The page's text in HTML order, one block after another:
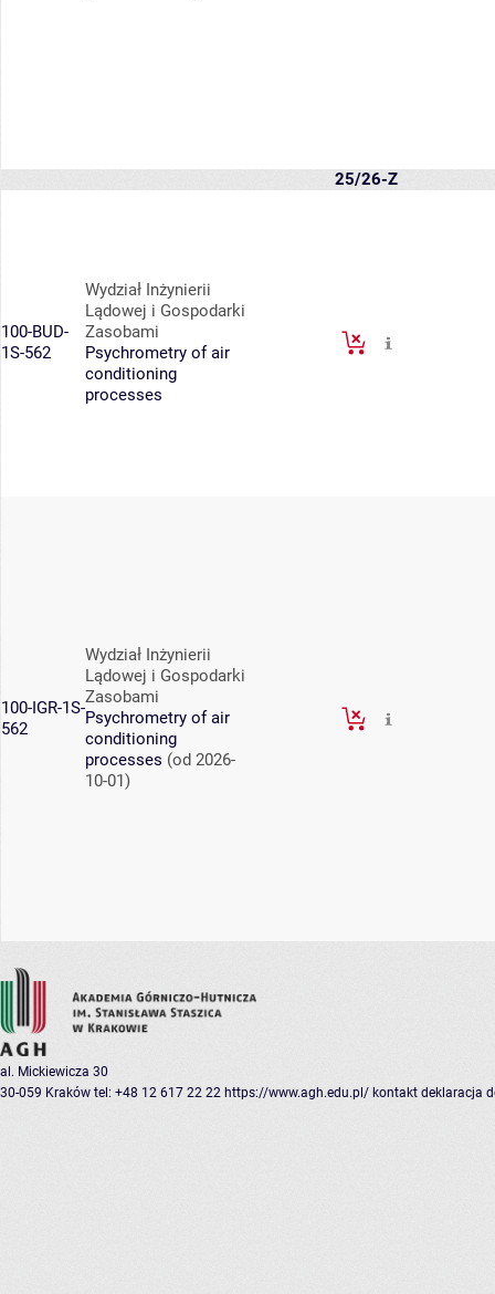
25/26-Z
100-BUD-
1S-562
Wydział Inżynierii
Lądowej i Gospodarki
Zasobami
Psychrometry of air
conditioning
processes
100-IGR-1S-
562
Wydział Inżynierii
Lądowej i Gospodarki
Zasobami
Psychrometry of air
conditioning
processes (od 2026-
10-01)
al. Mickiewicza 30
30-059 Kraków tel: +48 12 617 22 22 https://www.agh.edu.pl/ kontakt deklaracja